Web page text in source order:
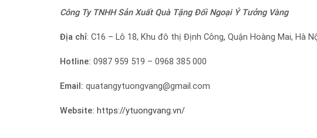
Công Ty TNHH Sản Xuất Quà Tặng Đối Ngoại Ý Tưởng Vàng
Địa chỉ: C16 – Lô 18, Khu đô thị Định Công, Quận Hoàng Mai, Hà
Hotline: 0987 959 519 – 0968 385 000
Email: quatangytuongvang@gmail.com
Website: https://ytuongvang.vn/